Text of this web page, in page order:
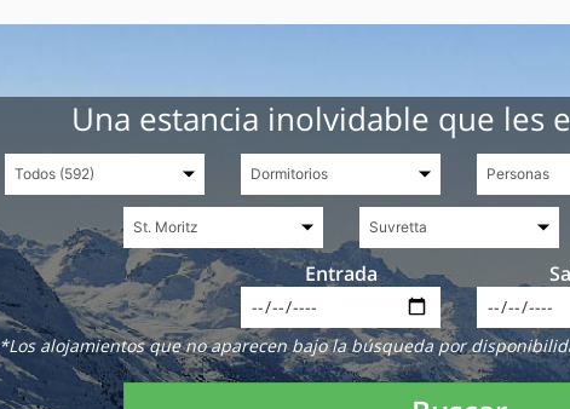
Una estancia inolvidable que les
Entrada
*Los alojamientos que no aparecen bajo la búsqueda por